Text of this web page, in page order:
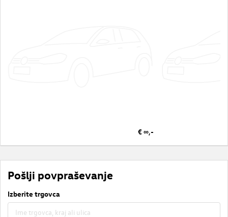
€ ∞,-
Pošlji povpraševanje
Izberite trgovca